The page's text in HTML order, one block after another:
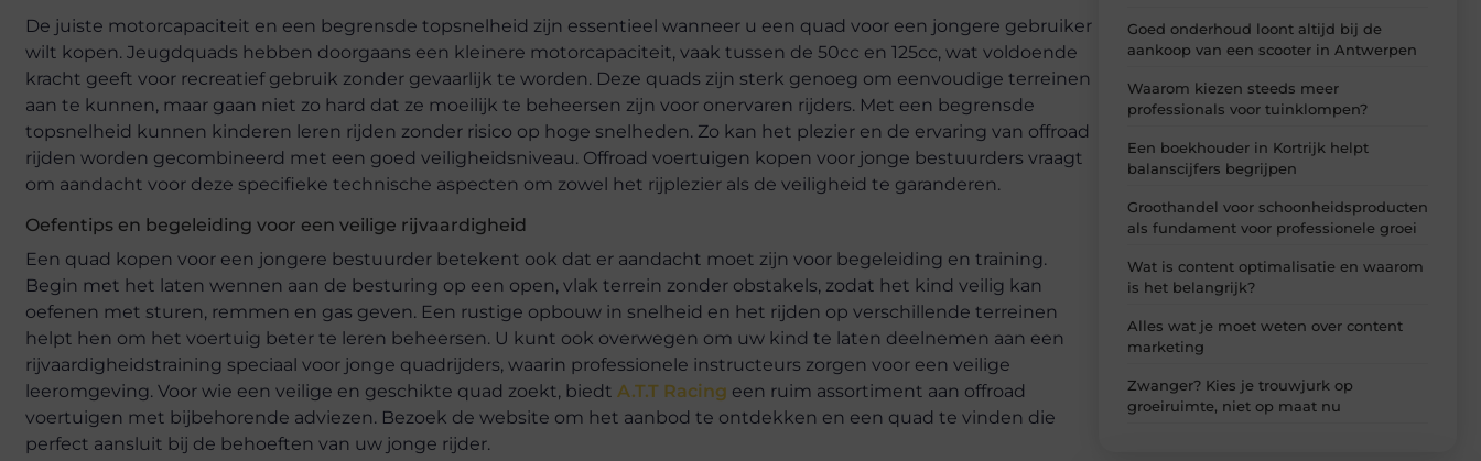
De juiste motorcapaciteit en een begrensde topsnelheid zijn essentieel wanneer u een quad voor een jongere gebruiker
wilt kopen. Jeugdquads hebben doorgaans een kleinere motorcapaciteit, vaak tussen de 50cc en 125cc, wat voldoende
kracht geeft voor recreatief gebruik zonder gevaarlijk te worden. Deze quads zijn sterk genoeg om eenvoudige terreinen
aan te kunnen, maar gaan niet zo hard dat ze moeilijk te beheersen zijn voor onervaren rijders. Met een begrensde
topsnelheid kunnen kinderen leren rijden zonder risico op hoge snelheden. Zo kan het plezier en de ervaring van offroad
rijden worden gecombineerd met een goed veiligheidsniveau. Offroad voertuigen kopen voor jonge bestuurders vraagt
om aandacht voor deze specifieke technische aspecten om zowel het rijplezier als de veiligheid te garanderen.
Oefentips en begeleiding voor een veilige rijvaardigheid
Een quad kopen voor een jongere bestuurder betekent ook dat er aandacht moet zijn voor begeleiding en training.
Begin met het laten wennen aan de besturing op een open, vlak terrein zonder obstakels, zodat het kind veilig kan
oefenen met sturen, remmen en gas geven. Een rustige opbouw in snelheid en het rijden op verschillende terreinen
helpt hen om het voertuig beter te leren beheersen. U kunt ook overwegen om uw kind te laten deelnemen aan een
rijvaardigheidstraining speciaal voor jonge quadrijders, waarin professionele instructeurs zorgen voor een veilige
leeromgeving. Voor wie een veilige en geschikte quad zoekt, biedt A.T.T Racing een ruim assortiment aan offroad
voertuigen met bijbehorende adviezen. Bezoek de website om het aanbod te ontdekken en een quad te vinden die
perfect aansluit bij de behoeften van uw jonge rijder.
Goed onderhoud loont altijd bij de
aankoop van een scooter in Antwerpen
Waarom kiezen steeds meer
professionals voor tuinklompen?
Een boekhouder in Kortrijk helpt
balanscijfers begrijpen
Groothandel voor schoonheidsproducten
als fundament voor professionele groei
Wat is content optimalisatie en waarom
is het belangrijk?
Alles wat je moet weten over content
marketing
Zwanger? Kies je trouwjurk op
groeiruimte, niet op maat nu